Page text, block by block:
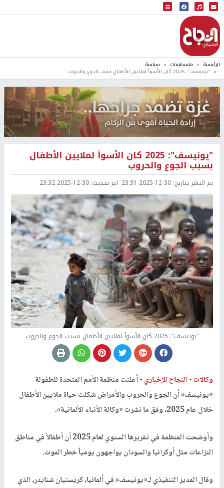
البث المباشر
إذاعة النجاح
الرئيسية فلسطينيات سياسة
"يونيسف": 2025 كان الأسوأ لملايين الأطفال بسبب الجوع والحروب
"يونيسف": 2025 كان الأسوأ لملايين الأطفال
بسبب الجوع والحروب
تم النشر بتاريخ: 2025-12-30 23:31 اخر تحديث: 2025-12-30 23:32
"يونيسف": 2025 كان الأسوأ لملايين الأطفال بسبب الجوع والحروب
وكالات -النجاح الإخباري -أعلنت منظمة الأمم المتحدة للطفولة
«يونيسف» أن الجوع والحروب والأمراض شكلت حياة ملايين الأطفال
خلال عام 2025، وفق ما نشرت «وكالة الأنباء الألمانية».
وأوضحت المنظمة في تقريرها السنوي لعام 2025 أن أطفالاً في مناطق
النزاعات مثل أوكرانيا والسودان يواجهون يومياً خطر الموت.
وقال المدير التنفيذي لـ«يونيسف» في ألمانيا، كريستيان شنايدر، الذي